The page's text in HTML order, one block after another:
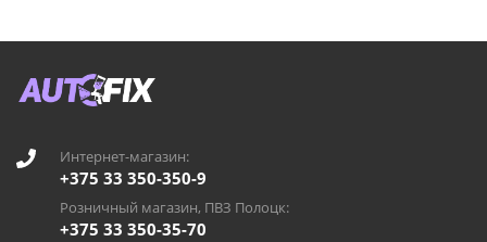
Интернет-магазин:
+375 33 350-350-9
Розничный магазин, ПВЗ Полоцк:
+375 33 350-35-70